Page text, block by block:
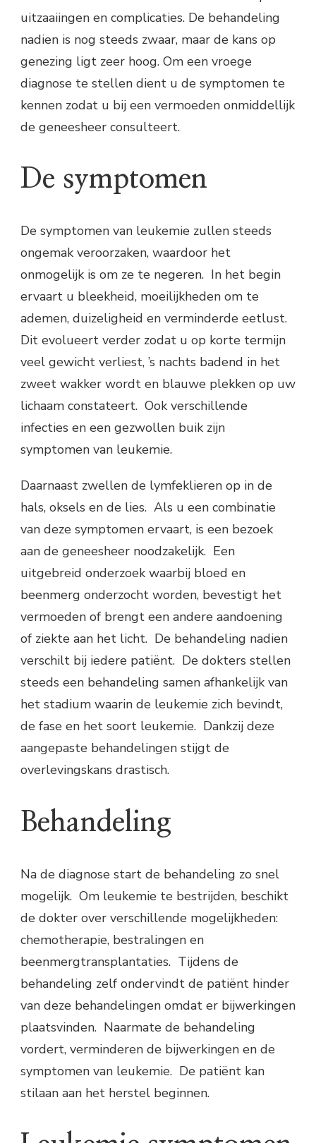
uitzaaiingen en complicaties. De behandeling
nadien is nog steeds zwaar, maar de kans op
genezing ligt zeer hoog. Om een vroege
diagnose te stellen dient u de symptomen te
kennen zodat u bij een vermoeden onmiddellijk
de geneesheer consulteert.
De symptomen
De symptomen van leukemie zullen steeds
ongemak veroorzaken, waardoor het
onmogelijk is om ze te negeren. In het begin
ervaart u bleekheid, moeilijkheden om te
ademen, duizeligheid en verminderde eetlust.
Dit evolueert verder zodat u op korte termijn
veel gewicht verliest, ’s nachts badend in het
zweet wakker wordt en blauwe plekken op uw
lichaam constateert. Ook verschillende
infecties en een gezwollen buik zijn
symptomen van leukemie.
Daarnaast zwellen de lymfeklieren op in de
hals, oksels en de lies. Als u een combinatie
van deze symptomen ervaart, is een bezoek
aan de geneesheer noodzakelijk. Een
uitgebreid onderzoek waarbij bloed en
beenmerg onderzocht worden, bevestigt het
vermoeden of brengt een andere aandoening
of ziekte aan het licht. De behandeling nadien
verschilt bij iedere patiënt. De dokters stellen
steeds een behandeling samen afhankelijk van
het stadium waarin de leukemie zich bevindt,
de fase en het soort leukemie. Dankzij deze
aangepaste behandelingen stijgt de
overlevingskans drastisch.
Behandeling
Na de diagnose start de behandeling zo snel
mogelijk. Om leukemie te bestrijden, beschikt
de dokter over verschillende mogelijkheden:
chemotherapie, bestralingen en
beenmergtransplantaties. Tijdens de
behandeling zelf ondervindt de patiënt hinder
van deze behandelingen omdat er bijwerkingen
plaatsvinden. Naarmate de behandeling
vordert, verminderen de bijwerkingen en de
symptomen van leukemie. De patiënt kan
stilaan aan het herstel beginnen.